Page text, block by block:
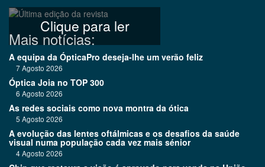
Clique para ler
Mais notícias:
A equipa da ÓpticaPro deseja-lhe um verão feliz
7 Agosto 2026
Óptica Joia no TOP 300
6 Agosto 2026
As redes sociais como nova montra da ótica
5 Agosto 2026
A evolução das lentes oftálmicas e os desafios da saúde
visual numa população cada vez mais sénior
4 Agosto 2026